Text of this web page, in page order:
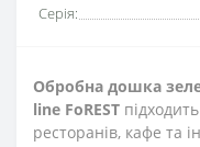
Серія:
Обробна дошка
line FoREST
ресторанів, кафе та